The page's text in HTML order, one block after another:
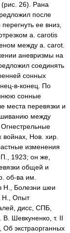
26). Рана
после
ее вниз,
a. carotis
между a. carot.
аневризмы на
соединять
сонных
в-конец. По
сонные
места перевязки и
между
войнах, Нов. хир.
изменения
П., 1923; он же,
общей и
об-ва им.
Н., Болезни шеи
Н., Опыт
дисс, СПБ,
В. Шевкуненко, т. II
экстраорганных